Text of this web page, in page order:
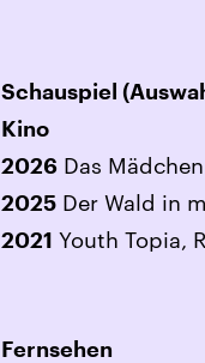
Schauspiel
Kino
2026 Das
2025 Der Wald in
2021 Youth Topia,
Fernsehen